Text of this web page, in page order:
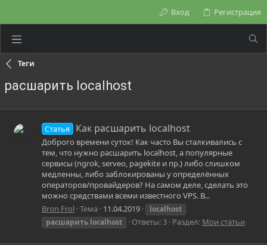
Вход Регистрация
Теги
расшарить localhost
Статья Как расшарить localhost
Доброго времени суток! Как часто Вы сталкивались с
тем, что нужно расшарить localhost, а популярные
сервисы (ngrok, serveo, pagekite и пр.) либо слишком
медленны, либо заблокированы у определённых
операторов/провайдеров? На самом деле, сделать это
можно средствами всеми известного VPS. В...
Bron Frol Тема 11.04.2019
localhost
расшарить localhost Ответы: 3 Раздел: Мои статьи